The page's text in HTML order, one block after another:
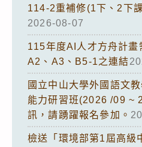
114-2重補修(1下、2下
2026-08-07
115年度AI人才方舟計畫
A2、A3、B5-1之連結
國立中山大學外國語文
能力研習班(2026 /09 ~
訊，請踴躍報名參加。
檢送「環境部第1屆高級